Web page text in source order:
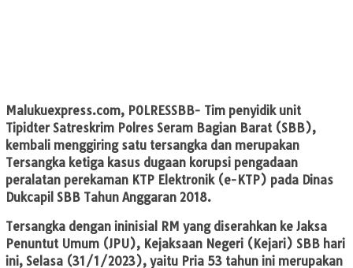
Malukuexpress.com, POLRESSBB- Tim penyidik unit
Tipidter Satreskrim Polres Seram Bagian Barat (SBB),
kembali menggiring satu tersangka dan merupakan
Tersangka ketiga kasus dugaan korupsi pengadaan
peralatan perekaman KTP Elektronik (e-KTP) pada Dinas
Dukcapil SBB Tahun Anggaran 2018.
Tersangka dengan ininisial RM yang diserahkan ke Jaksa
Penuntut Umum (JPU), Kejaksaan Negeri (Kejari) SBB hari
ini, Selasa (31/1/2023), yaitu Pria 53 tahun ini merupakan